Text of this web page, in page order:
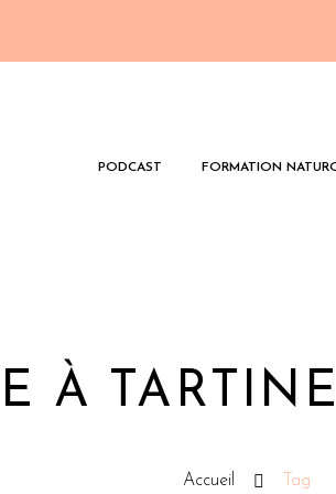
PODCAST FORMATION
À
Accueil Tag